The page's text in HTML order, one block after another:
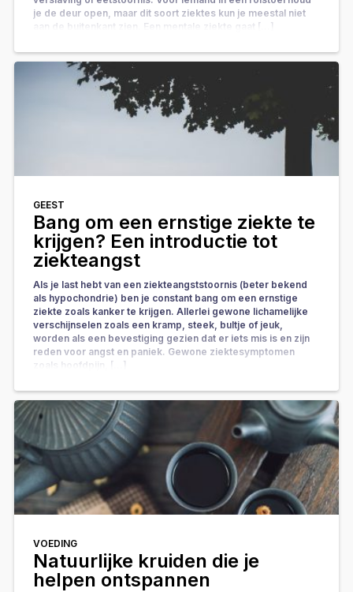
je de deur open, maar dit soort ziektes kun je meestal niet
aan de buitenkant zien. Een mentale ziekte gaat […]
GEEST
Bang om een ernstige ziekte te
krijgen? Een introductie tot
ziekteangst
Als je last hebt van een ziekteangststoornis (beter bekend
als hypochondrie) ben je constant bang om een ernstige
ziekte zoals kanker te krijgen. Allerlei gewone lichamelijke
verschijnselen zoals een kramp, steek, bultje of jeuk,
worden als een bevestiging gezien dat er iets mis is en zijn
reden voor angst en paniek. Gewone ziektesymptomen
zoals hoofdpijn, […]
VOEDING
Natuurlijke kruiden die je
helpen ontspannen